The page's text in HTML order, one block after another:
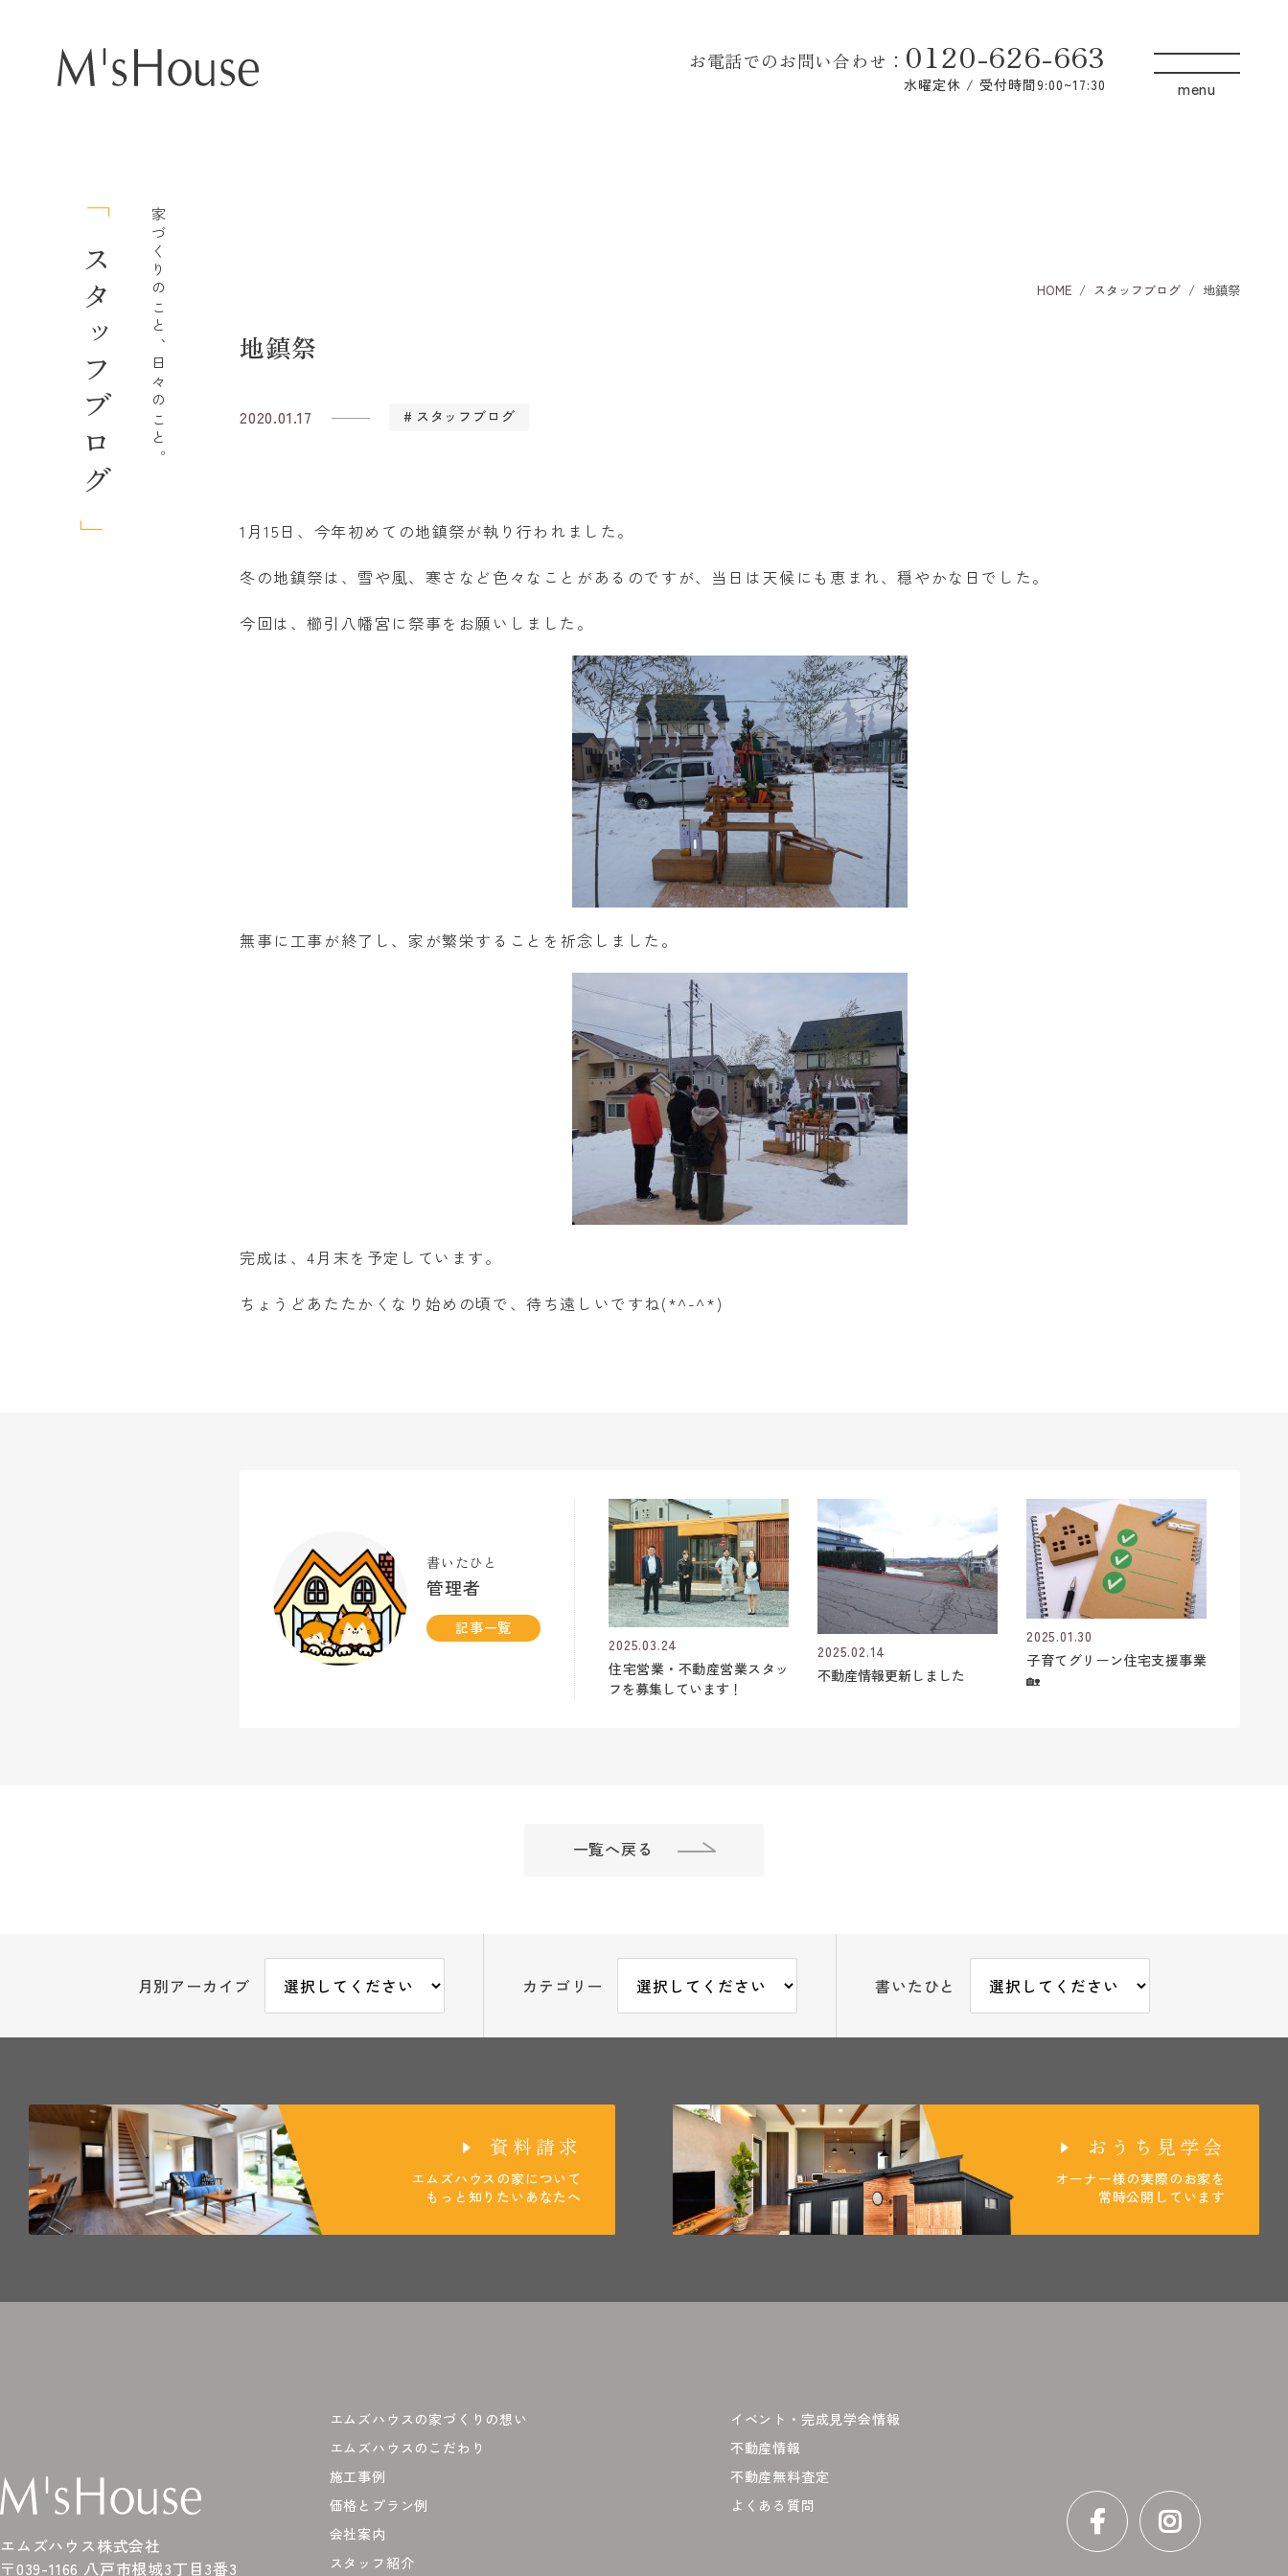
お電話でのお問い合わせ ： 0120-626-663
水曜定休 / 受付時間9:00~17:30
スタッフブログ家づくりのこと、日々のこと。 HOME スタッフブログ 地鎮祭
地鎮祭
2020.01.17 スタッフブログ
1月15日、今年初めての地鎮祭が執り行われました。
冬の地鎮祭は、雪や風、寒さなど色々なことがあるのですが、当日は天候にも恵まれ、穏やかな日でした。
今回は、櫛引八幡宮に祭事をお願いしました。
無事に工事が終了し、家が繁栄することを祈念しました。
完成は、4月末を予定しています。
ちょうどあたたかくなり始めの頃で、待ち遠しいですね(*^-^*)
書いたひと
管理者
記事一覧
2025.03.24
住宅営業・不動産営業スタッ
フを募集しています！
2025.02.14
不動産情報更新しました
2025.01.30
子育てグリーン住宅支援事業
🏡
一覧へ戻る
月別アーカイブ カテゴリー 書いたひと
資料請求
エムズハウスの家について
もっと知りたいあなたへ
おうち見学会
オーナー様の実際のお家を
常時公開しています
エムズハウス株式会社
〒039-1166 八戸市根城3丁目3番3
エムズハウスの家づくりの想い
エムズハウスのこだわり
施工事例
価格とプラン例
イベント・完成見学会情報
不動産情報
不動産無料査定
よくある質問
会社案内
スタッフ紹介